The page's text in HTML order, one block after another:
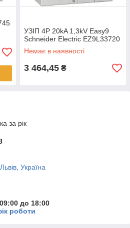
УЗІП 4P 20kA 1,3kV Easy9
Schneider Electric EZ9L33720
Немає в наявності
3 464,45 ₴
за рік
Україна
до 18:00
роботи